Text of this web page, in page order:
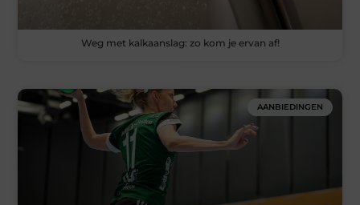
Weg met kalkaanslag: zo kom je ervan af!
AANBIEDINGEN